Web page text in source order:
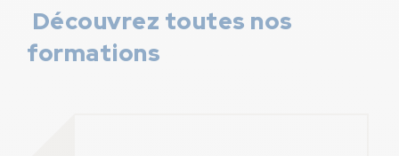
Découvrez toutes nos
formations